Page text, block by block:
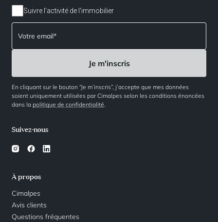
À propos
Cimalpes
Avis clients
Questions fréquentes
Suivez-nous
Suivre l'activité de l'immobilier
En cliquant sur le bouton “Je m’inscris”, j’accepte que mes données
soient uniquement utilisées par Cimalpes selon les conditions énoncées
dans la politique de confidentialité.